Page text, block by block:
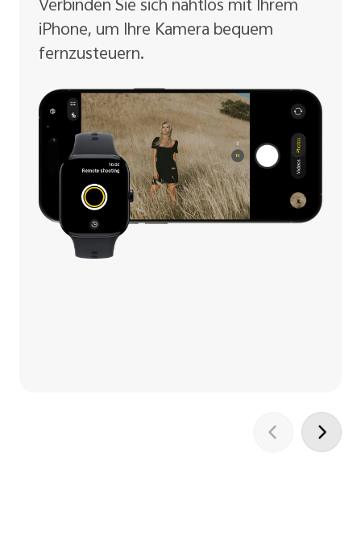
Verbinden Sie sich nahtlos mit Ihrem
iPhone, um Ihre Kamera bequem
fernzusteuern.